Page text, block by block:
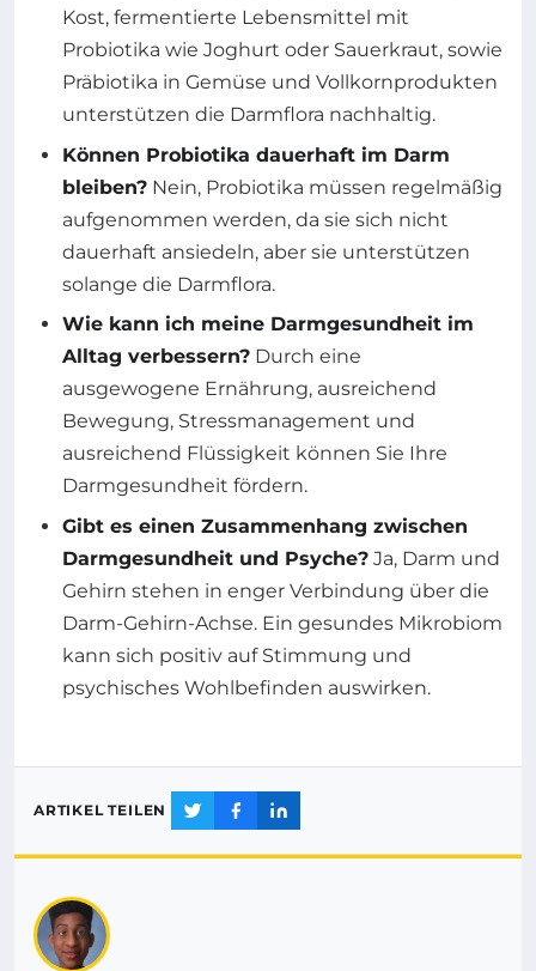
Kost, fermentierte Lebensmittel mit
Probiotika wie Joghurt oder Sauerkraut, sowie
Präbiotika in Gemüse und Vollkornprodukten
unterstützen die Darmflora nachhaltig.
Können Probiotika dauerhaft im Darm
bleiben? Nein, Probiotika müssen regelmäßig
aufgenommen werden, da sie sich nicht
dauerhaft ansiedeln, aber sie unterstützen
solange die Darmflora.
Wie kann ich meine Darmgesundheit im
Alltag verbessern? Durch eine
ausgewogene Ernährung, ausreichend
Bewegung, Stressmanagement und
ausreichend Flüssigkeit können Sie Ihre
Darmgesundheit fördern.
Gibt es einen Zusammenhang zwischen
Darmgesundheit und Psyche? Ja, Darm und
Gehirn stehen in enger Verbindung über die
Darm-Gehirn-Achse. Ein gesundes Mikrobiom
kann sich positiv auf Stimmung und
psychisches Wohlbefinden auswirken.
ARTIKEL TEILEN